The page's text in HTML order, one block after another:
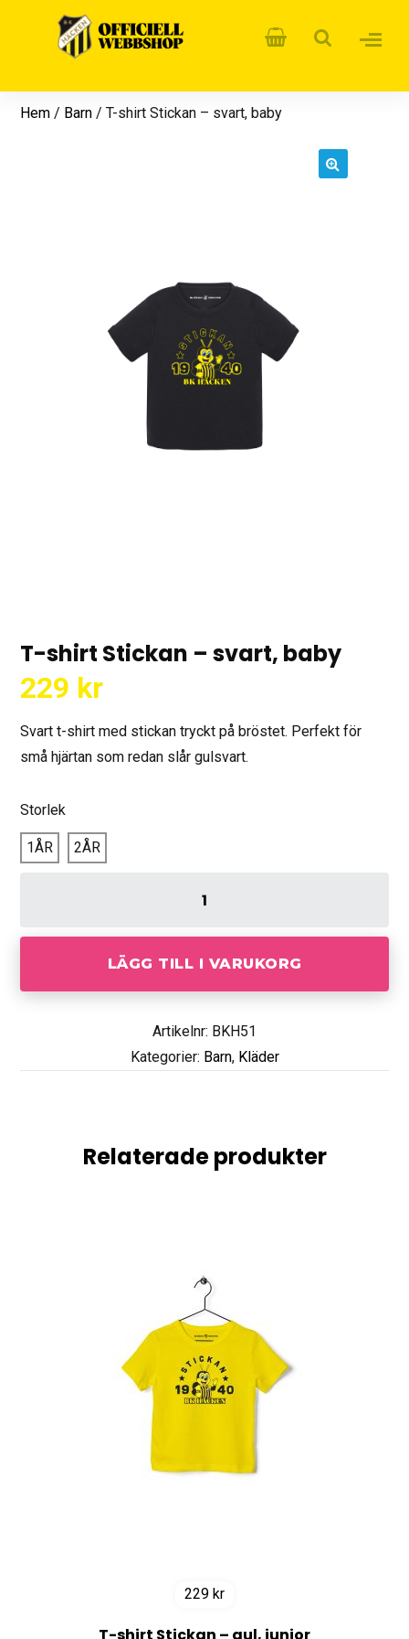
Hem / Barn / T-shirt Stickan – svart, baby
T-shirt Stickan – svart, baby
229 kr
Svart t-shirt med stickan tryckt på bröstet. Perfekt för
små hjärtan som redan slår gulsvart.
Storlek
1ÅR 2ÅR
LÄGG TILL I VARUKORG
Artikelnr: BKH51
Kategorier: Barn, Kläder
Relaterade produkter
229 kr